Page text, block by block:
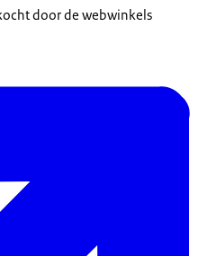
door de webwinkels